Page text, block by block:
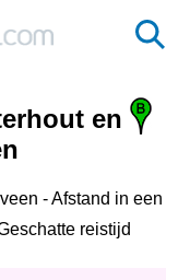
en
- Afstand in een
reistijd